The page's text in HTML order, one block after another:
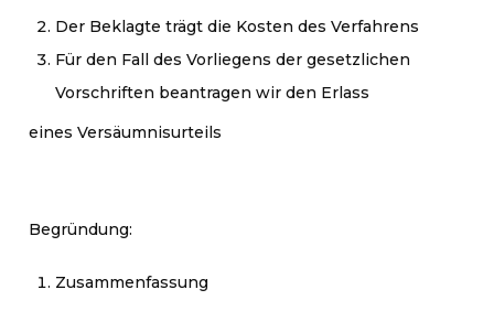
Der Beklagte trägt die Kosten des Verfahrens
Für den Fall des Vorliegens der gesetzlichen
Vorschriften beantragen wir den Erlass
eines Versäumnisurteils
Begründung:
Zusammenfassung